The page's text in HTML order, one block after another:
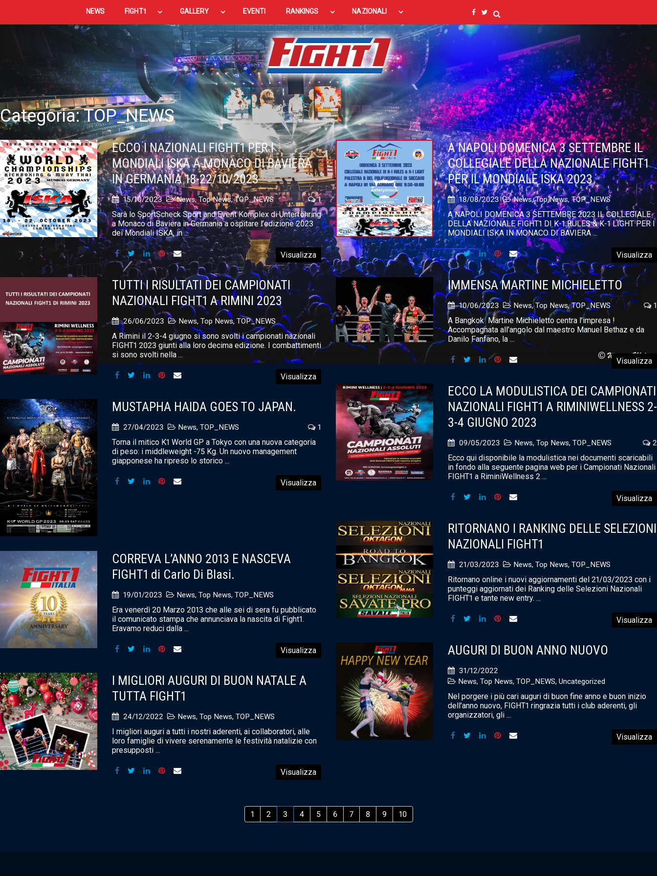
NEWS FIGHT1 GALLERY EVENTI RANKINGS NAZIONALI
Categoria:TOP_NEWS
ECCO I NAZIONALI FIGHT1 PER I
MONDIALI ISKA A MONACO DI BAVIERA
IN GERMANIA 18-22/10/2023
15/10/2023 News,Top News,TOP_NEWS 1
Sarà lo SportScheck Sport and Event Komplex di Unterföhring
a Monaco di Baviera in Germania a ospitare l’edizione 2023
dei Mondiali ISKA, in ...
Visualizza
A NAPOLI DOMENICA 3 SETTEMBRE IL
COLLEGIALE DELLA NAZIONALE FIGHT1
PER IL MONDIALE ISKA 2023
18/08/2023 News,Top News,TOP_NEWS
A NAPOLI DOMENICA 3 SETTEMBRE 2023 IL COLLEGIALE
DELLA NAZIONALE FIGHT1 DI K-1 RULES & K-1 LIGHT PER I
MONDIALI ISKA IN MONACO DI BAVIERA ...
Visualizza
TUTTI I RISULTATI DEI CAMPIONATI
NAZIONALI FIGHT1 A RIMINI 2023
26/06/2023 News, Top News, TOP_NEWS
A Rimini il 2-3-4 giugno si sono svolti i campionati nazionali
FIGHT1 2023 giunti alla loro decima edizione. I combattimenti
si sono svolti nella ...
Visualizza
IMMENSA MARTINE MICHIELETTO
10/06/2023 News,Top News,TOP_NEWS 1
A Bangkok Martine Michieletto centra l’impresa !
Accompagnata all’angolo dal maestro Manuel Bethaz e da
Danilo Fanfano, la ...
Visualizza
ECCO LA MODULISTICA DEI CAMPIONATI
NAZIONALI FIGHT1 A RIMINIWELLNESS 2-
3-4 GIUGNO 2023
09/05/2023 News, Top News, TOP_NEWS 2
Ecco qui disponibile la modulistica nei documenti scaricabili
in fondo alla seguente pagina web per i Campionati Nazionali
FIGHT1 a RiminiWellness 2 ...
Visualizza
MUSTAPHA HAIDA GOES TO JAPAN.
27/04/2023 News, TOP_NEWS 1
Torna il mitico K1 World GP a Tokyo con una nuova categoria
di peso: i middleweight -75 Kg. Un nuovo management
giapponese ha ripreso lo storico ...
Visualizza
RITORNANO I RANKING DELLE SELEZIONI
NAZIONALI FIGHT1
21/03/2023 News, Top News, TOP_NEWS
Ritornano online i nuovi aggiornamenti del 21/03/2023 con i
punteggi aggiornati dei Ranking delle Selezioni Nazionali
FIGHT1 e tante new entry. ...
Visualizza
CORREVA L’ANNO 2013 E NASCEVA
FIGHT1 di Carlo Di Blasi.
19/01/2023 News, Top News, TOP_NEWS
Era venerdì 20 Marzo 2013 che alle sei di sera fu pubblicato
il comunicato stampa che annunciava la nascita di Fight1.
Eravamo reduci dalla ...
Visualizza AUGURI DI BUON ANNO NUOVO
31/12/2022
News, Top News, TOP_NEWS, Uncategorized
Nel porgere i più cari auguri di buon fine anno e buon inizio
dell’anno nuovo, FIGHT1 ringrazia tutti i club aderenti, gli
organizzatori, gli ...
Visualizza
I MIGLIORI AUGURI DI BUON NATALE A
TUTTA FIGHT1
24/12/2022 News, Top News, TOP_NEWS
I migliori auguri a tutti i nostri aderenti, ai collaboratori, alle
loro famiglie di vivere serenamente le festività natalizie con
presupposti ...
Visualizza
1 2 3 4 5 6 7 8 9 10